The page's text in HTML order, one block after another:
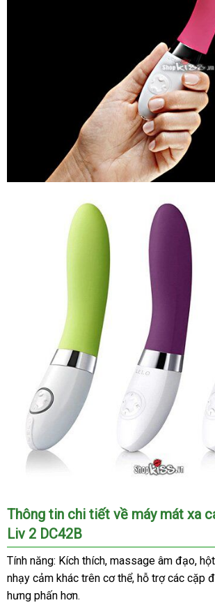
Máy
mát
xa
cao
cấp
Lelo
Liv
Thông tin chi tiết về máy mát xa
Liv 2 DC42B
Tính năng: Kích thíchở
đâu
, massage âm đạochất
,
nhạy cảm khác trên cơ thểđánh
, hỗ trợgiao
các cặp
hưng phấn hơn.